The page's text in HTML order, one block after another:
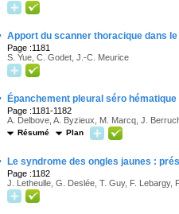
Apport du scanner thoracique dans
Page :1181
S. Yue, C. Godet, J.-C. Meurice
Épanchement pleural séro
Page :1181-1182
A. Delbove, A. Byzieux, M. Marcq, J.
Résumé Plan
Le syndrome des ongles jaunes :
Page :1182
J. Letheulle, G. Deslée, T. Guy, F. Lebargy,